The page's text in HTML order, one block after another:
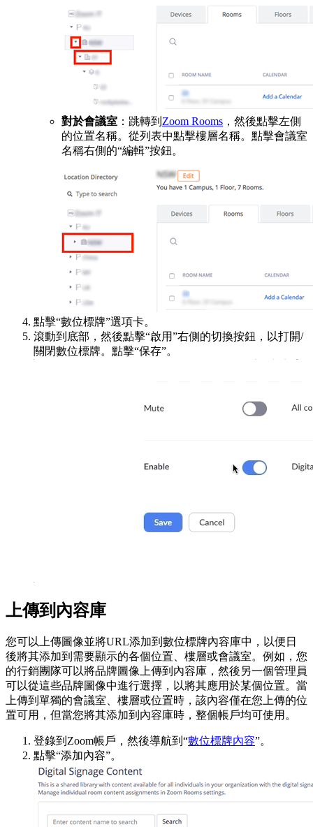
對於會議室 ：跳轉到 Zoom Rooms ，然後點擊左側
的位置名稱。從列表中點擊樓層名稱。點擊會議室
名稱右側的“編輯”按鈕。
點擊“數位標牌”選項卡。
滾動到底部，然後點擊“啟用”右側的切換按鈕，以打開/
關閉數位標牌。點擊“保存”。
上傳到內容庫
您可以上傳圖像並將URL添加到數位標牌內容庫中，以便日
後將其添加到需要顯示的各個位置、樓層或會議室。例如，您
的行銷團隊可以將品牌圖像上傳到內容庫，然後另一個管理員
可以從這些品牌圖像中進行選擇，以將其應用於某個位置。當
上傳到單獨的會議室、樓層或位置時，該內容僅在您上傳的位
置可用，但當您將其添加到內容庫時，整個帳戶均可使用。
登錄到Zoom帳戶，然後導航到“數位標牌內容”。
點擊“添加內容”。